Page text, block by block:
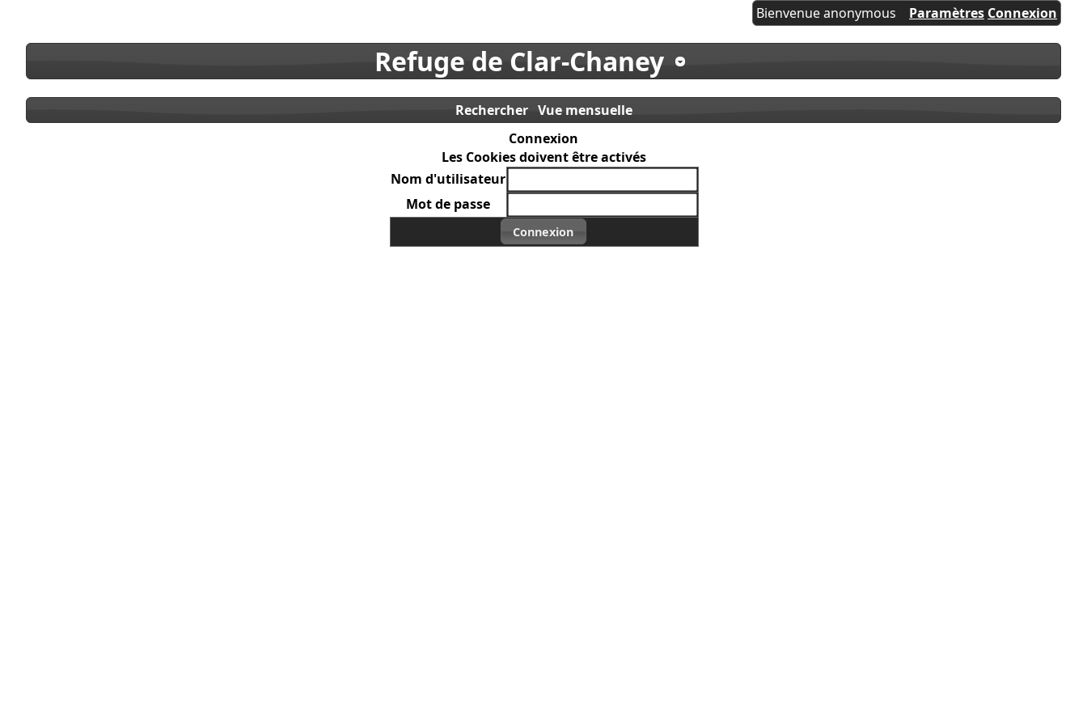
Bienvenue anonymous Paramètres Connexion
Refuge de Clar-Chaney
Rechercher Vue mensuelle
Connexion
Les Cookies doivent être activés
Nom d'utilisateur
Mot de passe